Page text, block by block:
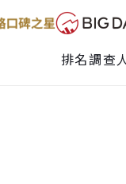
排名調查